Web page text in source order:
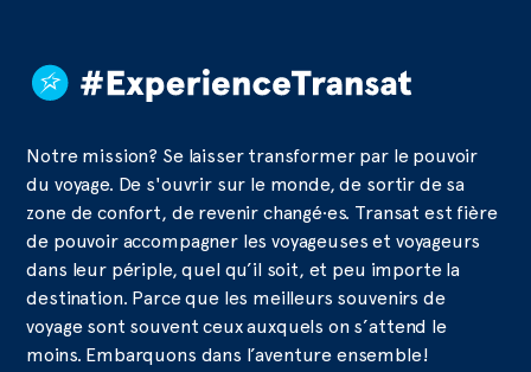
Notre mission? Se laisser transformer par le pouvoir
du voyage. De s'ouvrir sur le monde, de sortir de sa
zone de confort, de revenir changé·es. Transat est fière
de pouvoir accompagner les voyageuses et voyageurs
dans leur périple, quel qu’il soit, et peu importe la
destination. Parce que les meilleurs souvenirs de
voyage sont souvent ceux auxquels on s’attend le
moins. Embarquons dans l’aventure ensemble!